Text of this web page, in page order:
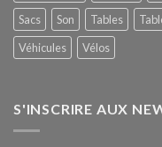
Sacs
Son Tables
Véhicules
Vélos
S'INSCRIRE AUX